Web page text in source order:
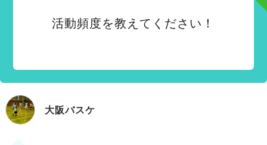
活動頻度を教えてください！
大阪バスケ